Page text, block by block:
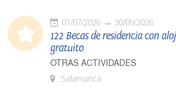
01/07/2026 30/09/2026
122 Becas de residencia con
gratuito
OTRAS ACTIVIDADES
Salamanca